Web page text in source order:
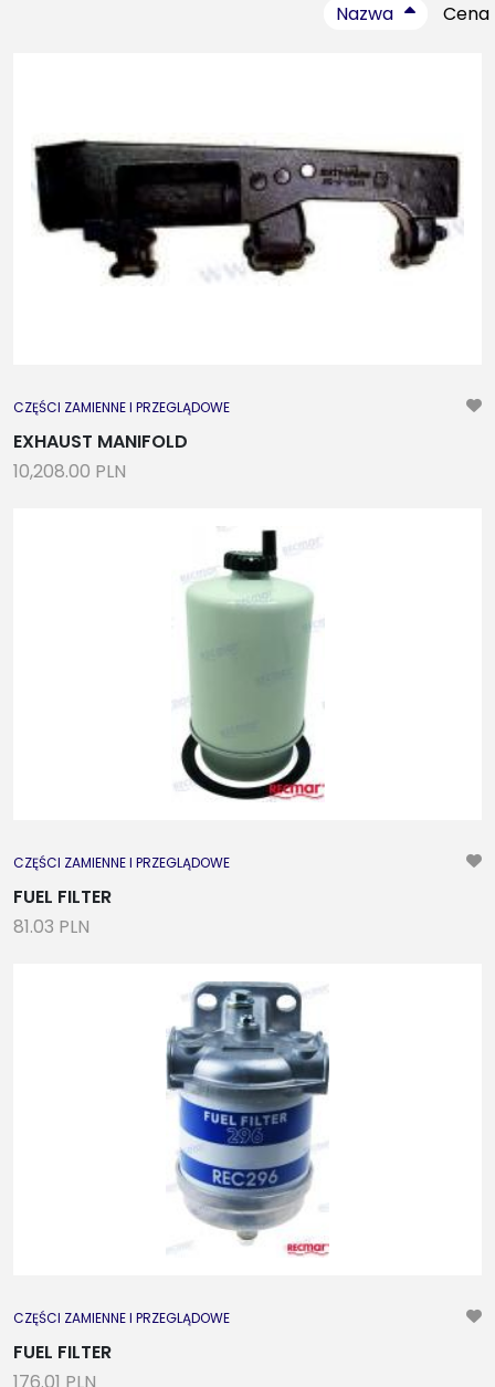
Nazwa Cena
CZĘŚCI ZAMIENNE I PRZEGLĄDOWE
EXHAUST MANIFOLD
10,208.00 PLN
CZĘŚCI ZAMIENNE I PRZEGLĄDOWE
FUEL FILTER
81.03 PLN
CZĘŚCI ZAMIENNE I PRZEGLĄDOWE
FUEL FILTER